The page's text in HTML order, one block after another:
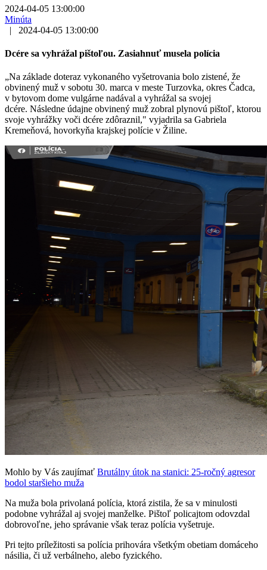
2024-04-05 13:00:00
Minúta
|
2024-04-05 13:00:00
Dcére sa vyhrážal pištoľou. Zasiahnuť musela polícia
„Na základe doteraz vykonaného vyšetrovania bolo zistené, že
obvinený muž v sobotu 30. marca v meste Turzovka, okres Čadca,
v bytovom dome vulgárne nadával a vyhrážal sa svojej
dcére. Následne údajne obvinený muž zobral plynovú pištoľ, ktorou
svoje vyhrážky voči dcére zdôraznil," vyjadrila sa Gabriela
Kremeňová, hovorkyňa krajskej polície v Žiline.
Mohlo by Vás zaujímať Brutálny útok na stanici: 25-ročný agresor
bodol staršieho muža
Na muža bola privolaná polícia, ktorá zistila, že sa v minulosti
podobne vyhrážal aj svojej manželke. Pištoľ policajtom odovzdal
dobrovoľne, jeho správanie však teraz polícia vyšetruje.
Pri tejto príležitosti sa polícia prihovára všetkým obetiam domáceho
násilia, či už verbálneho, alebo fyzického.